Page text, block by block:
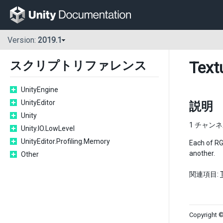
Version: 2019.1
スクリプトリファレンス
UnityEngine
UnityEditor
Unity
Unity.IO.LowLevel
UnityEditor.Profiling.Memory
Other
説明
1 チャン
Each of
another.
関連項目:
Copyright